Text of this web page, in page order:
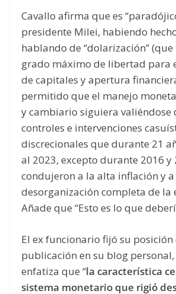
Cavallo afirma que es
presidente Milei, habiendo
hablando de “dolarización”
grado máximo de libertad para
de capitales y apertura
permitido que el manejo
y cambiario siguiera valiéndose
controles e intervenciones
discrecionales que durante 21
al 2023, excepto durante 2016 y
condujeron a la alta inflación y a
desorganización completa de la
Añade que “Esto es lo que
El ex funcionario fijó su posición
publicación en su blog
enfatiza que “la característica
sistema monetario que rigió